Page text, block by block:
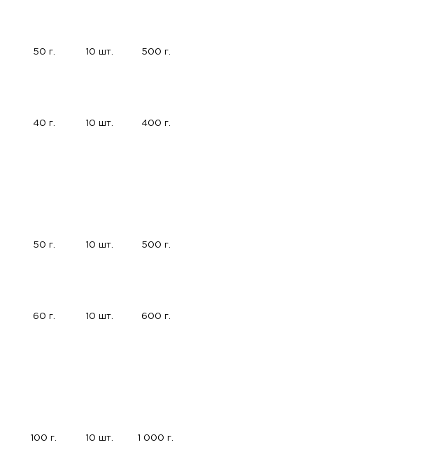
50 г. 10 шт. 500 г.
40 г. 10 шт. 400 г.
50 г. 10 шт. 500 г.
60 г. 10 шт. 600 г.
100 г. 10 шт. 1 000 г.